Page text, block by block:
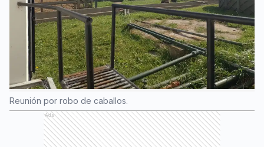
Reunión por robo de caballos.
Ads